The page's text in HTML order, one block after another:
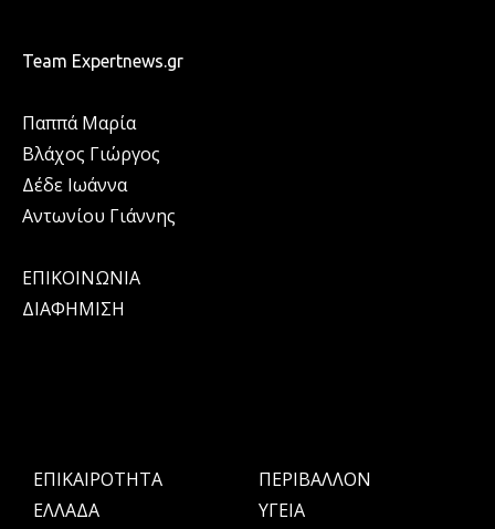
Team Expertnews.gr
Παππά Μαρία
Βλάχος Γιώργος
Δέδε Ιωάννα
Αντωνίου Γιάννης
ΕΠΙΚΟΙΝΩΝΙΑ
ΔΙΑΦΗΜΙΣΗ
ΕΠΙΚΑΙΡΟΤΗΤΑ
ΕΛΛΑΔΑ
ΠΕΡΙΒΑΛΛΟΝ
ΥΓΕΙΑ